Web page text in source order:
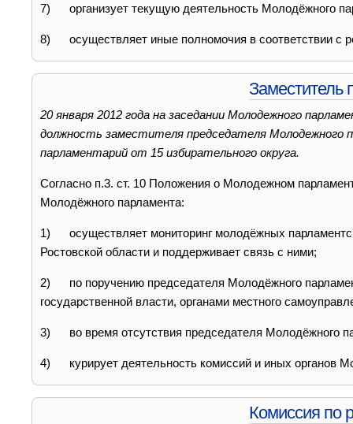
7) организует текущую деятельность Молодёжного
8) осуществляет иные полномочия в соответствии с
Заместитель
20 января 2012 года на заседании Молодежного
должность заместителя председателя Молодежного
парламентарий от 15 избирательного округа.
Согласно п.3. ст. 10 Положения о Молодежном
Молодёжного парламента:
1) осуществляет мониторинг молодёжных
Ростовской области и поддерживает связь с ними;
2) по поручению председателя Молодёжного
государственной власти, органами местного
3) во время отсутствия председателя Молодёжного
4) курирует деятельность комиссий и иных органов
Комиссия по